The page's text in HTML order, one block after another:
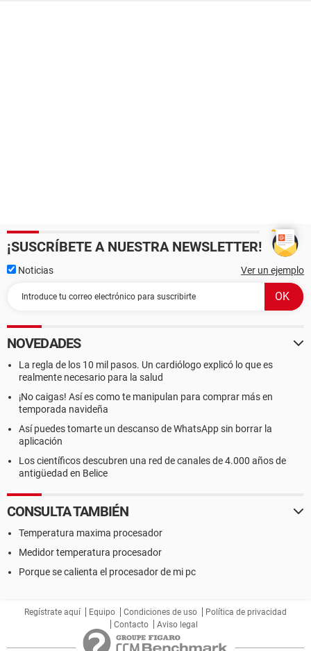
¡SUSCRÍBETE A NUESTRA NEWSLETTER!
Noticias Ver un ejemplo
NOVEDADES
La regla de los 10 mil pasos. Un cardiólogo explicó lo que es
realmente necesario para la salud
¡No caigas! Así es como te manipulan para comprar más en
temporada navideña
Así puedes tomarte un descanso de WhatsApp sin borrar la
aplicación
Los científicos descubren una red de canales de 4.000 años de
antigüedad en Belice
CONSULTA TAMBIÉN
Temperatura maxima procesador
Medidor temperatura procesador
Porque se calienta el procesador de mi pc
Regístrate aquí Equipo Condiciones de uso
Política de privacidad
Contacto
Aviso legal